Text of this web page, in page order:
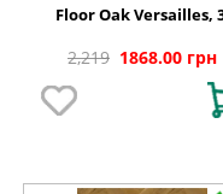
Floor Oak Versailles,
2,219 1868.00 грн